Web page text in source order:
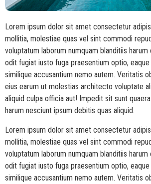
Lorem ipsum dolor sit amet consectetur
mollitia, molestiae quas vel sint commodi
voluptatum laborum numquam blanditiis harum
odit fugiat iusto fuga praesentium optio,
similique accusantium nemo autem. Veritatis
eius earum ut molestias architecto voluptate
aliquid culpa officia aut! Impedit sit sunt
harum nesciunt ipsum debitis quas aliquid.
Lorem ipsum dolor sit amet consectetur
mollitia, molestiae quas vel sint commodi
voluptatum laborum numquam blanditiis harum
odit fugiat iusto fuga praesentium optio,
similique accusantium nemo autem. Veritatis